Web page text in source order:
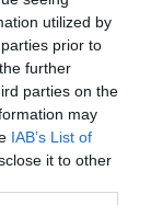
utilized by
prior to
further
parties on the
may
IAB’s List of
it to other
είναι
καθώς
του
Ευρώπη,